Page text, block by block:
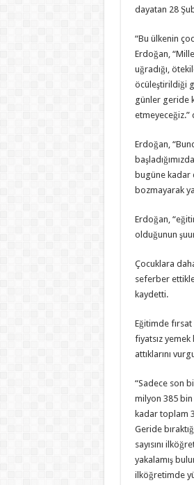
dayatan 28
“Bu ülkenin
Erdoğan,
uğradığı,
öcüleştirildiği
günler geride
etmeyeceğiz.”
Erdoğan,
bugüne kadar
bozmayarak
Erdoğan,
olduğunun
Çocuklara
seferber
kaydetti.
Eğitimde
fiyatsız yemek
attıklarını
“Sadece son
milyon 385 bin
kadar toplam
Geride
sayısını
yakalamış
ilköğretimde